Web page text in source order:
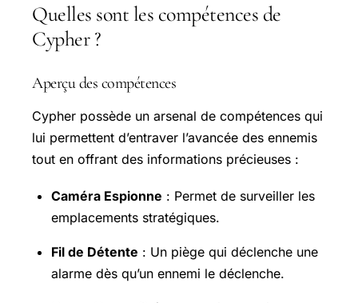
Quelles sont les compétences de
Cypher ?
Aperçu des compétences
Cypher possède un arsenal de compétences qui
lui permettent d’entraver l’avancée des ennemis
tout en offrant des informations précieuses :
Caméra Espionne : Permet de surveiller les
emplacements stratégiques.
Fil de Détente : Un piège qui déclenche une
alarme dès qu’un ennemi le déclenche.